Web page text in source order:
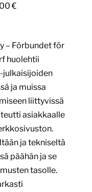
€
– Förbundet för
huolehtii
julkaisijoiden
ja muissa
liittyvissä
asiakkaalle
ja tekniseltä
päähän ja se
tasolle.